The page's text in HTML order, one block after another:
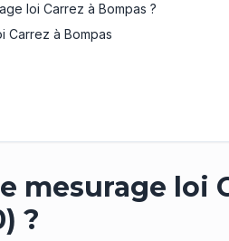
loi Carrez à Bompas ?
Carrez à Bompas
mesurage loi
?